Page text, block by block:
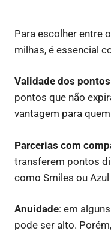
Para escolher entre
milhas, é essencial
Validade dos pontos
pontos que não
vantagem para
Parcerias com
transferem pontos
como Smiles ou
Anuidade: em
pode ser alto.